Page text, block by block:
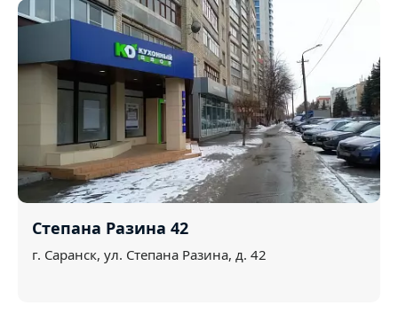
Степана Разина 42
г. Саранск, ул. Степана Разина, д. 42